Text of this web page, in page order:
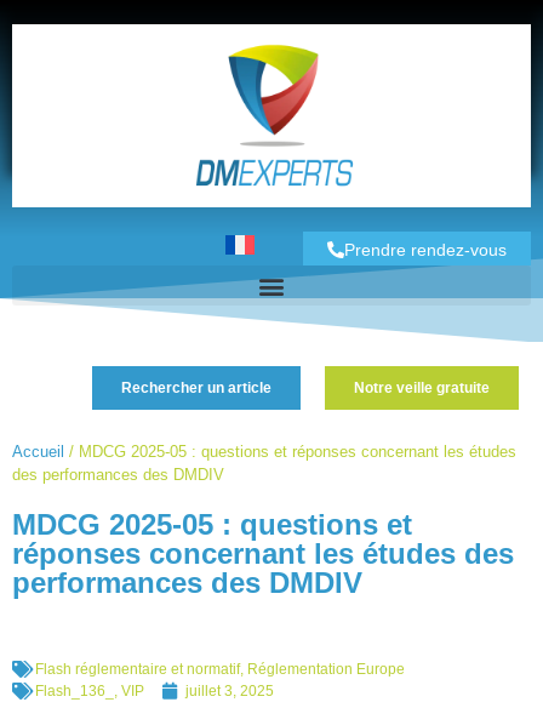
Prendre rendez-vous
Accueil / MDCG 2025-05 : questions et réponses concernant les études
des performances des DMDIV
MDCG 2025-05 : questions et
réponses concernant les études des
performances des DMDIV
Rechercher un article Notre veille gratuite
Flash réglementaire et normatif, Réglementation Europe
Flash_136_ , VIP juillet 3, 2025